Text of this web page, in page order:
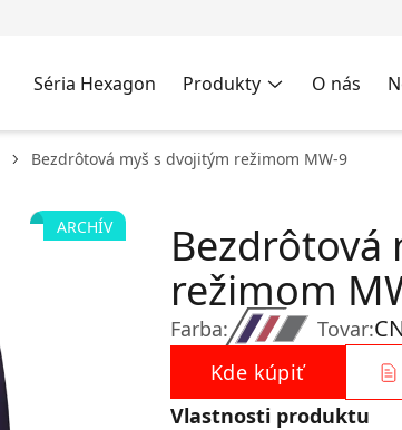
Séria Hexagon Produkty O nás
Bezdrôtová myš s dvojitým režimom MW-9
ARCHÍV
Farba:
Bezdrôtová
režimom
Tovar:
Kde kúpiť
Vlastnosti produktu